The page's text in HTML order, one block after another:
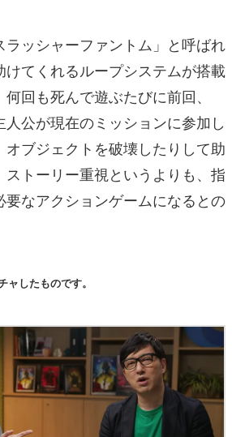
ッシャーファントム」と呼ばれ
けてくれるループシステムが搭載
回も死んで遊ぶたびに前回、
公が現在のミッションに参加し
オブジェクトを破壊したりして助
ストーリー重視というよりも、指
要なアクションゲームになるとの
したものです。